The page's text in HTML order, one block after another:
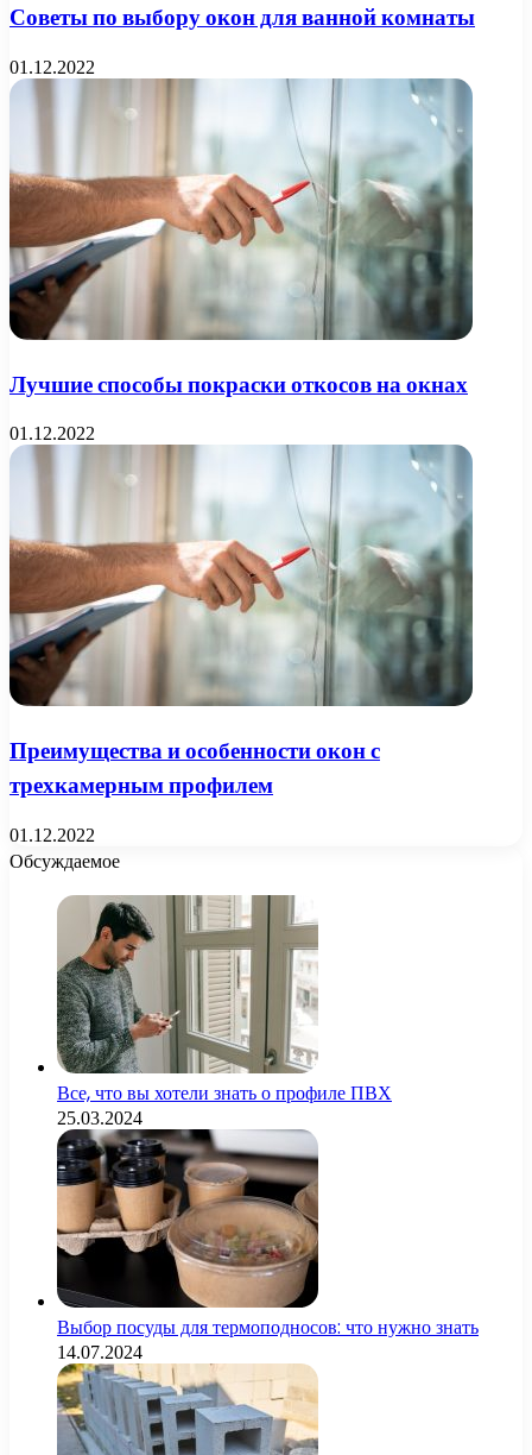
Советы по выбору окон для ванной комнаты
01.12.2022
Лучшие способы покраски откосов на окнах
01.12.2022
Преимущества и особенности окон с
трехкамерным профилем
01.12.2022
Обсуждаемое
Все, что вы хотели знать о профиле ПВХ
25.03.2024
Выбор посуды для термоподносов: что нужно знать
14.07.2024